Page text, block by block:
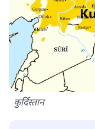
कुर्दिस्तान